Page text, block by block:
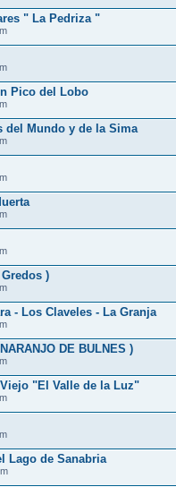
" La Pedriza "
Pico del Lobo
del Mundo y de la Sima
)
- Los Claveles - La Granja
DE BULNES )
"El Valle de la Luz"
Lago de Sanabria